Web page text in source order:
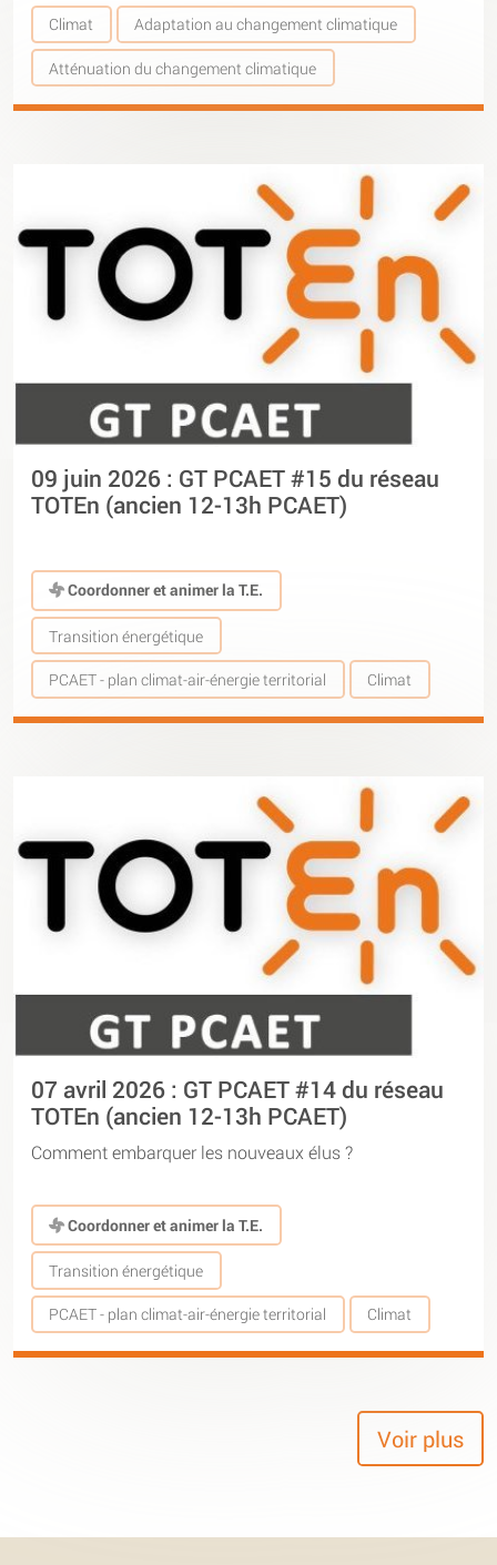
Climat Adaptation au changement climatique
Atténuation du changement climatique
09 juin 2026 : GT PCAET #15 du réseau
TOTEn (ancien 12-13h PCAET)
Coordonner et animer la T.E.
Transition énergétique
PCAET - plan climat-air-énergie territorial Climat
07 avril 2026 : GT PCAET #14 du réseau
TOTEn (ancien 12-13h PCAET)
Comment embarquer les nouveaux élus ?
Coordonner et animer la T.E.
Transition énergétique
PCAET - plan climat-air-énergie territorial Climat
Voir plus